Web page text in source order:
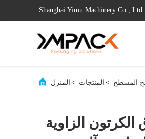
Shanghai Yimu Machinery Co., Ltd.
المنزل > المنتجات > المسطح
الكرتون الزاوية